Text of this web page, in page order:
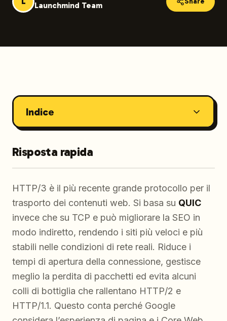
Launchmind Team
Indice
Risposta rapida
HTTP/3 è il più recente grande protocollo per il
trasporto dei contenuti web. Si basa su QUIC
invece che su TCP e può migliorare la SEO in
modo indiretto, rendendo i siti più veloci e più
stabili nelle condizioni di rete reali. Riduce i
tempi di apertura della connessione, gestisce
meglio la perdita di pacchetti ed evita alcuni
colli di bottiglia che rallentano HTTP/2 e
HTTP/1.1. Questo conta perché Google